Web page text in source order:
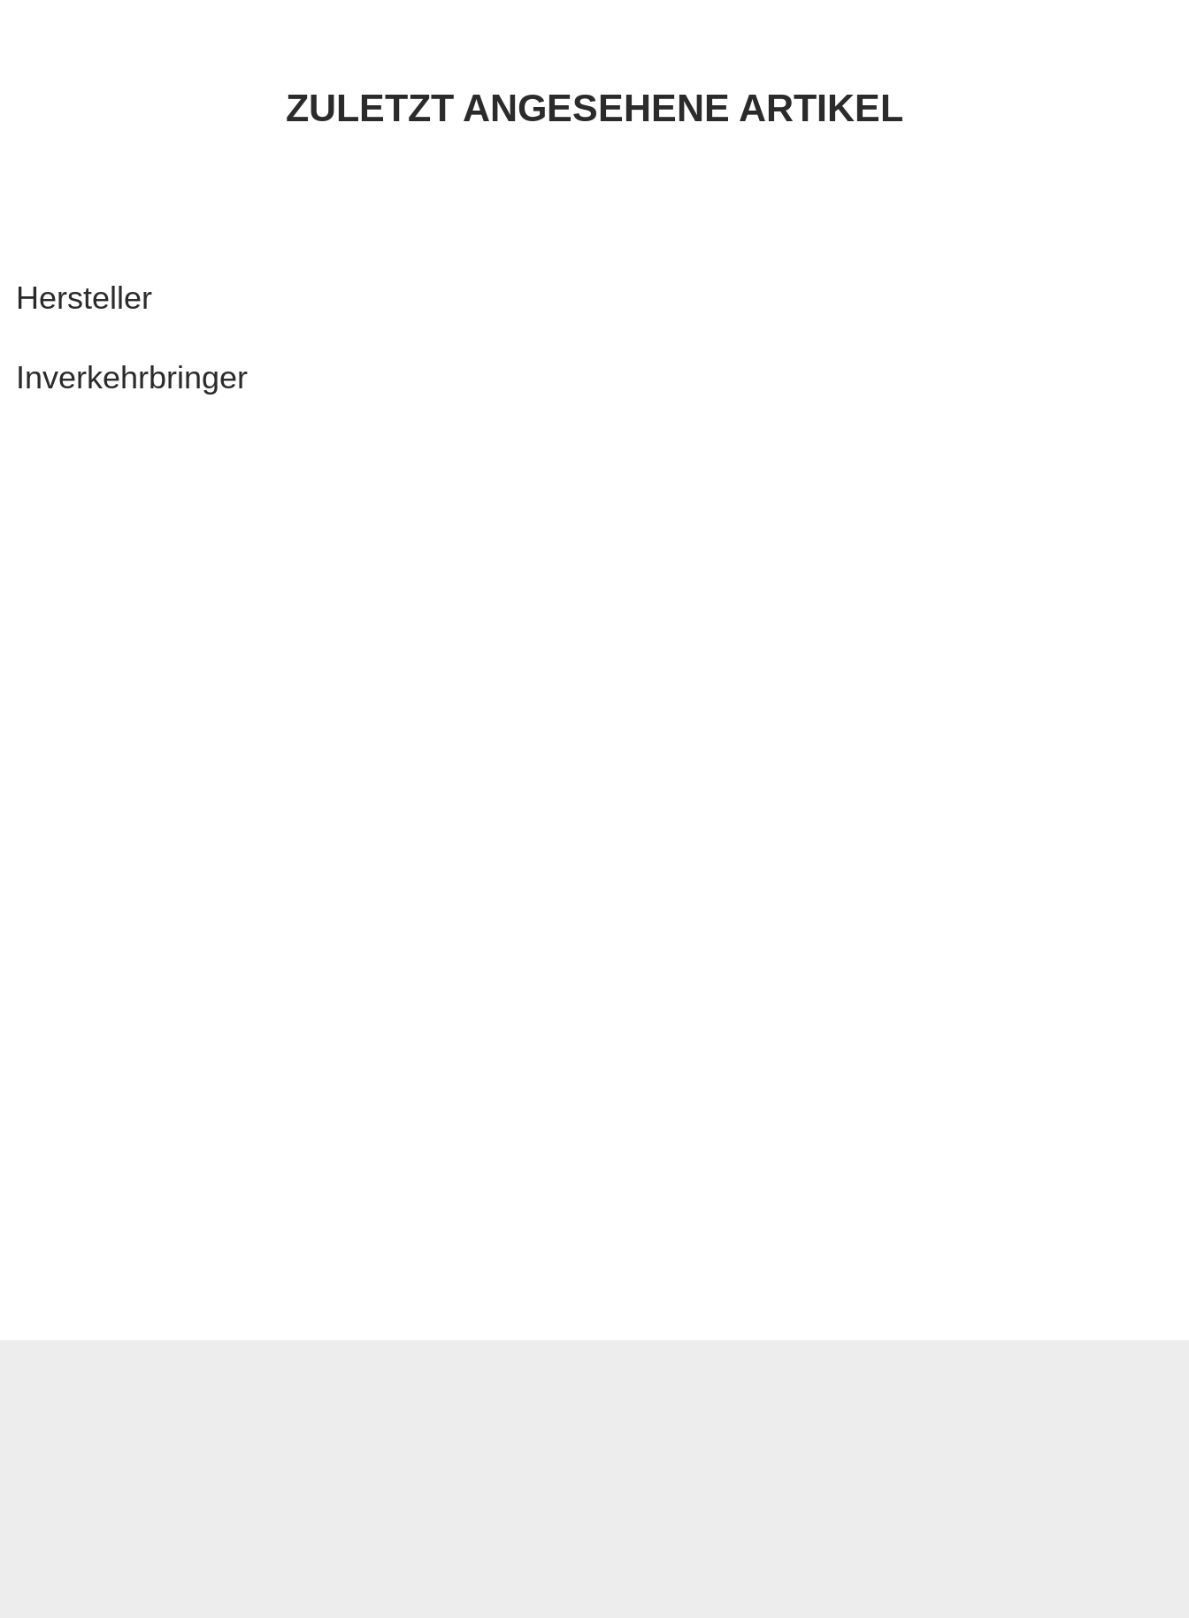
ZULETZT ANGESEHENE ARTIKEL
Hersteller
Inverkehrbringer